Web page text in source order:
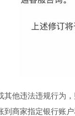
其他违法违规行为
到商家指定银行账